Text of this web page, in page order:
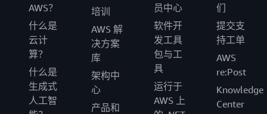
AWS？
什么是
云计
算？
什么是
生成式
人工智
培训
AWS 解
决方案
库
架构中
心
产品和
员中心
软件开
发工具
包与工
具
运行于
AWS 上
们
提交支
持工单
AWS
re:Post
Knowledge
Center